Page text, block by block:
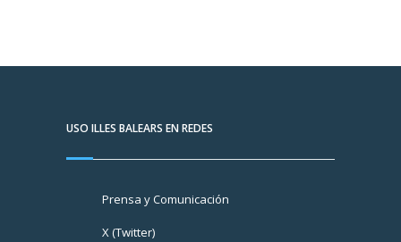
USO ILLES BALEARS EN REDES
Prensa y Comunicación
X (Twitter)